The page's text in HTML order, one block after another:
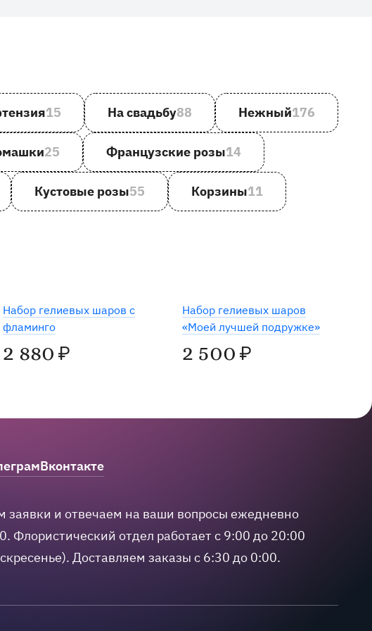
15 На свадьбу88 Нежный176
25 Французские розы14
Кустовые розы55 Корзины11
Набор гелиевых шаров с
фламинго
2 880 ₽
Набор гелиевых шаров
«Моей лучшей подружке»
2 500 ₽
Вконтакте
заявки и отвечаем на ваши вопросы ежедневно
Флористический отдел работает с 9:00 до 20:00
Доставляем заказы с 6:30 до 0:00.